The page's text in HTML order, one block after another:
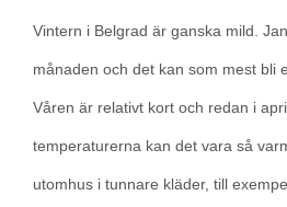
Vintern i Belgrad är ganska mild.
månaden och det kan som mest bli
Våren är relativt kort och redan i
temperaturerna kan det vara så
utomhus i tunnare kläder, till